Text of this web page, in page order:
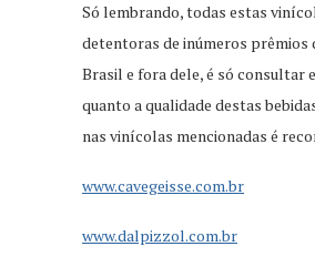
Só lembrando, todas estas
detentoras de inúmeros prêmios
Brasil e fora dele, é só consultar
quanto a qualidade destas
nas vinícolas mencionadas é
www.cavegeisse.com.br
www.dalpizzol.com.br